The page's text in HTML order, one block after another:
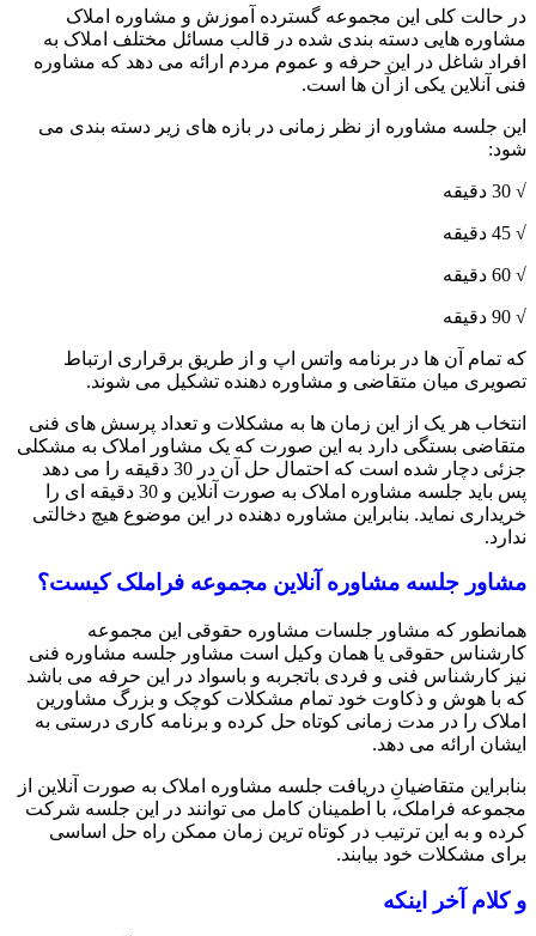
در حالت کلی این مجموعه گسترده آموزش و مشاوره املاک
مشاوره هایی دسته بندی شده در قالب مسائل مختلف املاک به
افراد شاغل در این حرفه و عموم مردم ارائه می دهد که مشاوره
فنی آنلاین یکی از آن ها است.
این جلسه مشاوره از نظر زمانی در بازه های زیر دسته بندی می
شود:
√ 30 دقیقه
√ 45 دقیقه
√ 60 دقیقه
√ 90 دقیقه
که تمام آن ها در برنامه واتس اپ و از طریق برقراری ارتباط
تصویری میان متقاضی و مشاوره دهنده تشکیل می شوند.
انتخاب هر یک از این زمان ها به مشکلات و تعداد پرسش های فنی
متقاضی بستگی دارد به این صورت که یک مشاور املاک به مشکلی
جزئی دچار شده است که احتمال حل آن در 30 دقیقه را می دهد
پس باید جلسه مشاوره املاک به صورت آنلاین و 30 دقیقه ای را
خریداری نماید. بنابراین مشاوره دهنده در این موضوع هیچ دخالتی
ندارد.
مشاور جلسه مشاوره آنلاین مجموعه فراملک کیست؟
همانطور که مشاور جلسات مشاوره حقوقی این مجموعه
کارشناس حقوقی یا همان وکیل است مشاور جلسه مشاوره فنی
نیز کارشناس فنی و فردی باتجربه و باسواد در این حرفه می باشد
که با هوش و ذکاوت خود تمام مشکلات کوچک و بزرگ مشاورین
املاک را در مدت زمانی کوتاه حل کرده و برنامه کاری درستی به
ایشان ارائه می دهد.
بنابراین متقاضیانِ دریافت جلسه مشاوره املاک به صورت آنلاین از
مجموعه فراملک، با اطمینان کامل می توانند در این جلسه شرکت
کرده و به این ترتیب در کوتاه ترین زمان ممکن راه حل اساسی
برای مشکلات خود بیابند.
و کلام آخر اینکه